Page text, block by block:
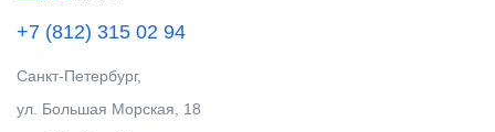
+7 (812) 315 02 94
Санкт-Петербург,
ул. Большая Морская, 18